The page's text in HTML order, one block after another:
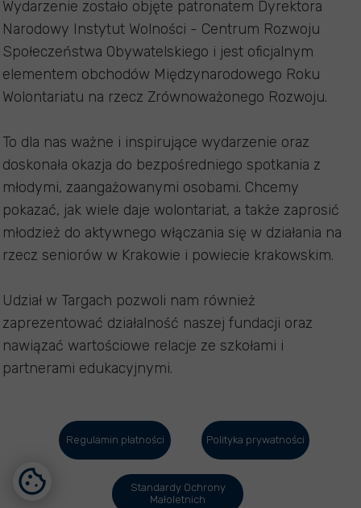
Standardy Ochrony
Małoletnich
Polityka prywatności
Regulamin płatności
Wydarzenie zostało objęte patronatem Dyrektora
Narodowy Instytut Wolności - Centrum Rozwoju
Społeczeństwa Obywatelskiego i jest oficjalnym
elementem obchodów Międzynarodowego Roku
Wolontariatu na rzecz Zrównoważonego Rozwoju.
To dla nas ważne i inspirujące wydarzenie oraz
doskonała okazja do bezpośredniego spotkania z
młodymi, zaangażowanymi osobami. Chcemy
pokazać, jak wiele daje wolontariat, a także zaprosić
młodzież do aktywnego włączania się w działania na
rzecz seniorów w Krakowie i powiecie krakowskim.
Udział w Targach pozwoli nam również
zaprezentować działalność naszej fundacji oraz
nawiązać wartościowe relacje ze szkołami i
partnerami edukacyjnymi.